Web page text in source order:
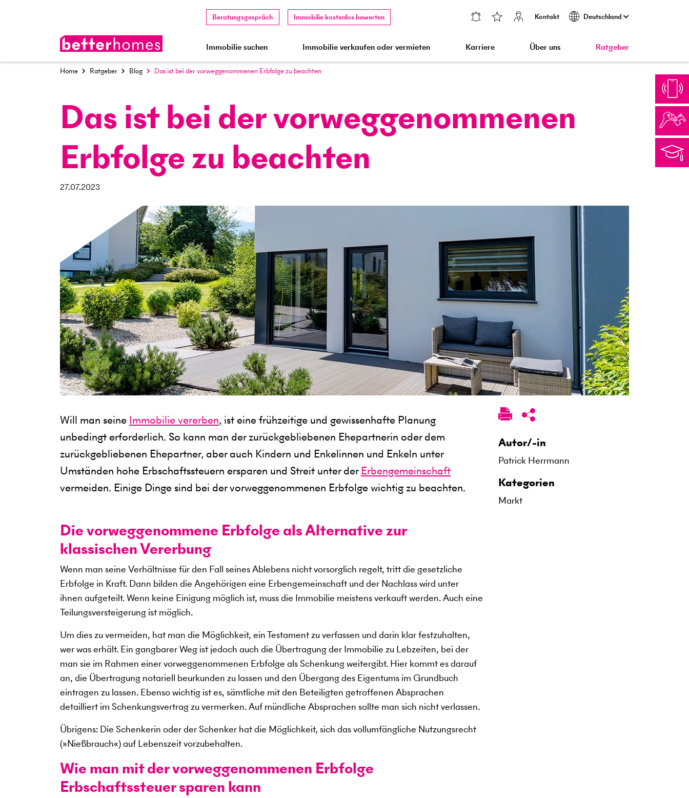
Beratungsgespräch Immobilie kostenlos bewerten Kontakt Deutschland
Immobilie suchen Immobilie verkaufen oder vermieten Karriere Über uns Ratgeber
Home Ratgeber Blog Das ist bei der vorweg­genom­menen Erbfolge zu beachten
Das ist bei der vorweg­genom­menen
Erbfolge zu beachten
27.07.2023
Will man seine Immobilie vererben, ist eine frühzeitige und gewissenhafte Planung
unbedingt erforderlich. So kann man der zurückgebliebenen Ehepartnerin oder dem
zurückgebliebenen Ehepartner, aber auch Kindern und Enkelinnen und Enkeln unter
Umständen hohe Erbschaftssteuern ersparen und Streit unter der Erbengemeinschaft
vermeiden. Einige Dinge sind bei der vorweggenommenen Erbfolge wichtig zu beachten.
Die vorweggenommene Erbfolge als Alternative zur
klassischen Vererbung
Wenn man seine Verhältnisse für den Fall seines Ablebens nicht vorsorglich regelt, tritt die gesetzliche
Erbfolge in Kraft. Dann bilden die Angehörigen eine Erbengemeinschaft und der Nachlass wird unter
ihnen aufgeteilt. Wenn keine Einigung möglich ist, muss die Immobilie meistens verkauft werden. Auch eine
Teilungsversteigerung ist möglich.
Um dies zu vermeiden, hat man die Möglichkeit, ein Testament zu verfassen und darin klar festzuhalten,
wer was erhält. Ein gangbarer Weg ist jedoch auch die Übertragung der Immobilie zu Lebzeiten, bei der
man sie im Rahmen einer vorweggenommenen Erbfolge als Schenkung weitergibt. Hier kommt es darauf
an, die Übertragung notariell beurkunden zu lassen und den Übergang des Eigentums im Grundbuch
eintragen zu lassen. Ebenso wichtig ist es, sämtliche mit den Beteiligten getroffenen Absprachen
detailliert im Schenkungsvertrag zu vermerken. Auf mündliche Absprachen sollte man sich nicht verlassen.
Übrigens: Die Schenkerin oder der Schenker hat die Möglichkeit, sich das vollumfängliche Nutzungsrecht
(»Nießbrauch«) auf Lebenszeit vorzubehalten.
Wie man mit der vorweggenommenen Erbfolge
Erbschaftssteuer sparen kann
Autor/-in
Patrick Herrmann
Kategorien
Markt